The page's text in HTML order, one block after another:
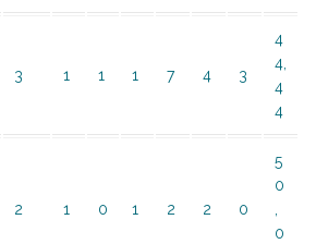
3 1 1 1 7 4 3
4
4,
4
4
2 1 0 1 2 2 0
5
0
,
0